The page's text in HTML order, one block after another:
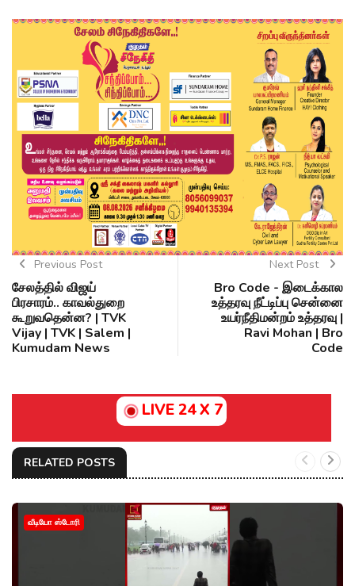
Previous Post
சேலத்தில் விஜய்
பிரசாரம்.. காவல்துறை
கூறுவதென்ன? | TVK
Vijay | TVK | Salem |
Kumudam News
Next Post
Bro Code - இடைக்கால
உத்தரவு நீட்டிப்பு சென்னை
உயர்நீதிமன்றம் உத்தரவு |
Ravi Mohan | Bro
Code
LIVE 24 X 7
RELATED POSTS
வீடியோ ஸ்டோரி